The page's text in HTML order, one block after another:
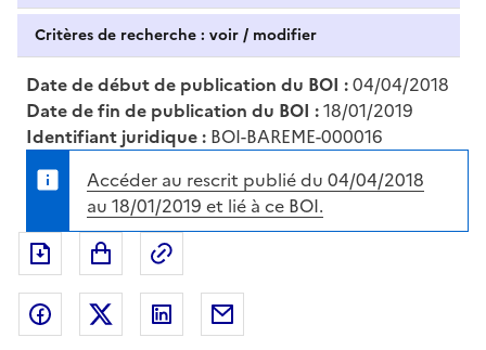
Critères de recherche : voir / modifier
Date de début de publication du BOI :04/04/2018
Date de fin de publication du BOI :18/01/2019
Identifiant juridique : BOI-BAREME-000016
Accéder au rescrit publié du 04/04/2018
au 18/01/2019 et lié à ce BOI.
Exporter le document au format pdf
Partager sur Facebook
Partager sur Twitter
Partager sur LinkedIn